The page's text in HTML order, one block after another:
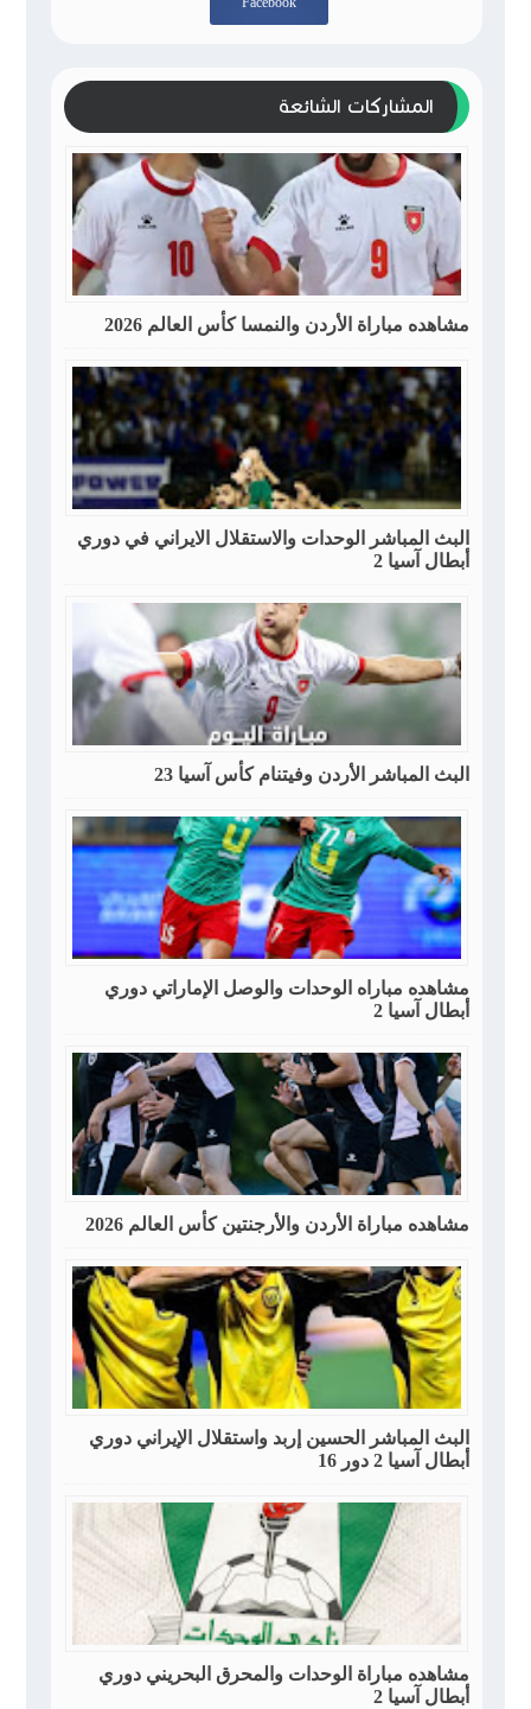
المشاركات الشائعة
مشاهده مباراة الأردن والنمسا كأس العالم 2026
البث المباشر الوحدات والاستقلال الايراني في دوري
أبطال آسيا 2
البث المباشر الأردن وفيتنام كأس آسيا 23
مشاهده مباراه الوحدات والوصل الإماراتي دوري
أبطال آسيا 2
مشاهده مباراة الأردن والأرجنتين كأس العالم 2026
البث المباشر الحسين إربد واستقلال الإيراني دوري
أبطال آسيا 2 دور 16
مشاهده مباراة الوحدات والمحرق البحريني دوري
أبطال آسيا 2